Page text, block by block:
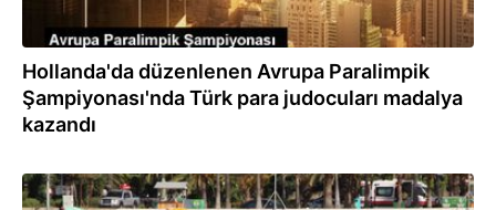
Hollanda'da düzenlenen Avrupa Paralimpik
Şampiyonası'nda Türk para judocuları madalya
kazandı
15.07.2023